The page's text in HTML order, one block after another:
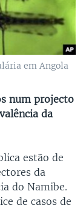
em Angola
num projecto
da
estão de
da
do Namibe.
de casos de